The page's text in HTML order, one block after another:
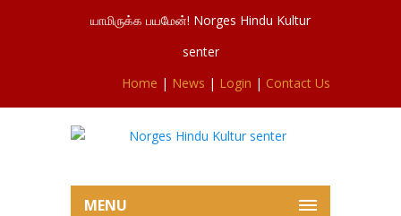
யாமிருக்க பயமேன்! Norges Hindu Kultur
senter
Home | News | Login | Contact Us
MENU